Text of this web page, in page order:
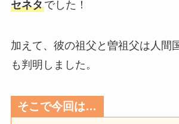
セネタでした！
加えて、彼の祖父と曽祖父は人間
も判明しました。
そこで今回は…